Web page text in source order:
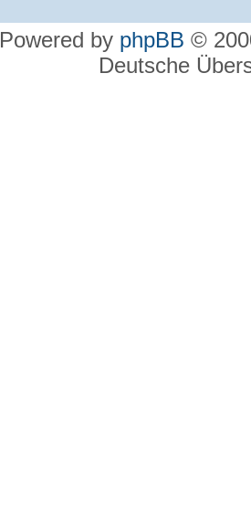
Powered by phpBB ©
Deutsche